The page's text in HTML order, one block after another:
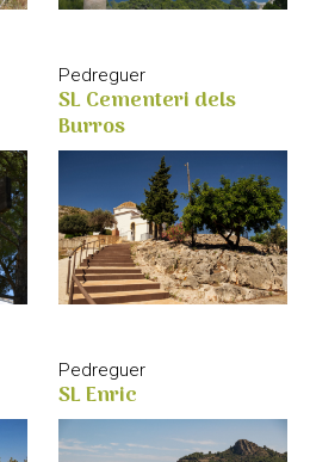
Pedreguer
SL Cementeri dels
Burros
Pedreguer
SL Enric